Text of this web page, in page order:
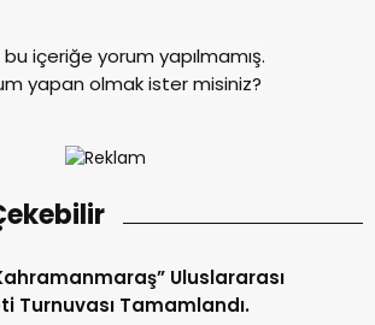
içeriğe yorum yapılmamış.
yapan olmak ister misiniz?
Uluslararası
Turnuvası Tamamlandı.